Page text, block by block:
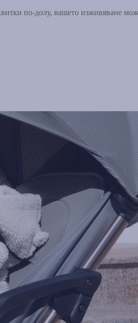
по-долу, вашето изживяване